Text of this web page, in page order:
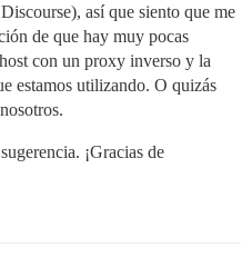
así que siento que me
de que hay muy pocas
con un proxy inverso y la
estamos utilizando. O quizás
¡Gracias de